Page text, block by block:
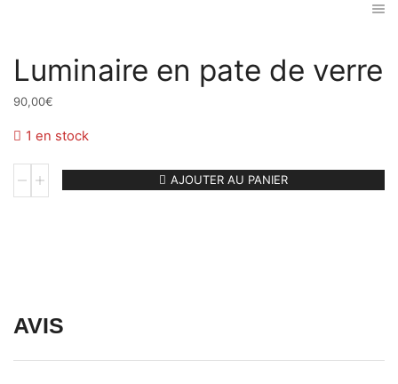
Luminaire en pate de verre
90,00€
1 en stock
AJOUTER AU PANIER
AVIS